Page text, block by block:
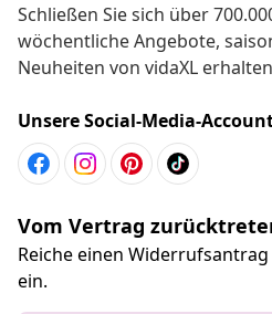
Schließen Sie sich über
wöchentliche Angebote,
Neuheiten von vidaXL
Unsere Social-Media-
Vom Vertrag
Reiche einen
ein.